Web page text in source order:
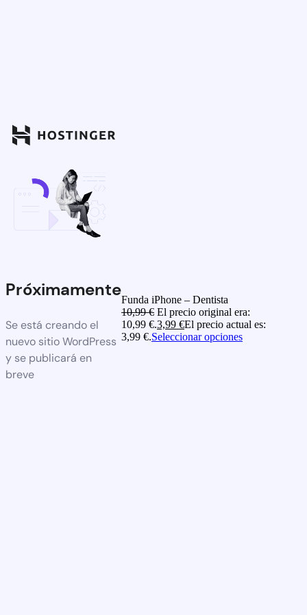
Próximamente
Se está creando el
nuevo sitio WordPress
y se publicará en
breve
Funda iPhone – Dentista
10,99€ El precio original era:
10,99 €.3,99 €El precio actual es:
3,99 €.Seleccionar opciones